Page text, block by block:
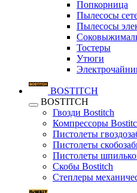
Попкорница
Пылесосы
Пылесосы
Тостеры
Утюги
BOSTITCH
BOSTITCH
Гвозди Bostitch
Компрессоры
Пистолеты
Пистолеты
Пистолеты
Скобы Bostitch
Степлеры